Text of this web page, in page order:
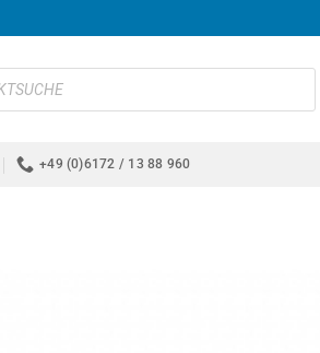
+49 (0)6172 / 13 88 960